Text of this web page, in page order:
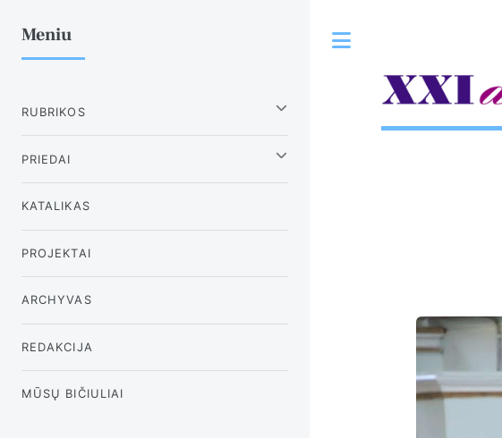
Meniu
RUBRIKOS
PRIEDAI
KATALIKAS
PROJEKTAI
ARCHYVAS
REDAKCIJA
MŪSŲ BIČIULIAI